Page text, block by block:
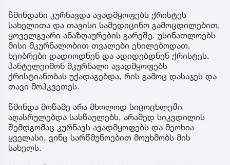
წმინდანი კურნავდა ავადმყოფებს ქრისტეს
სახელითა და თავისი სამედიცინო გამოცდილებით,
ყოველგვარი ანაზღაურების გარეშე. უსინათლოებს
მისი მკურნალობით თვალები ეხილებოდათ,
ხეიბრები დადიოდნენ და ადიდებდნენ ქრისტეს.
პანტელეიმონ მკურნალი ავადმყოფებს
ქრისტიანობას უქადაგებდა, რის გამოც დასაჯეს და
თავი მოჰკვეთეს.
წმინდა მოწამე არა მხოლოდ სიცოცხლეში
აღასრულებდა სასწაულებს, არამედ სიკვდილის
შემდგომაც კურნავს ავადმყოფებს და მეოხია
ყველასი, ვინც სარწმუნოებით მოუხმობს მის
სახელს.